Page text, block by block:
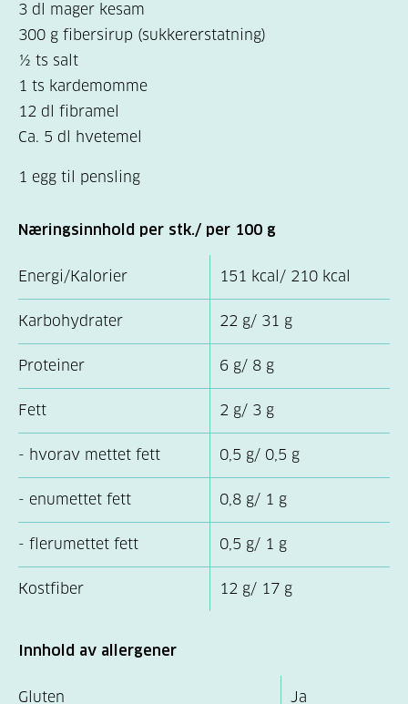
3 dl mager kesam
300 g fibersirup (sukkererstatning)
½ ts salt
1 ts kardemomme
12 dl fibramel
Ca. 5 dl hvetemel
1 egg til pensling
Næringsinnhold per stk./ per 100 g
Energi/Kalorier 151 kcal/ 210 kcal
Karbohydrater 22 g/ 31 g
Proteiner 6 g/ 8 g
Fett 2 g/ 3 g
- hvorav mettet fett 0,5 g/ 0,5 g
- enumettet fett 0,8 g/ 1 g
- flerumettet fett 0,5 g/ 1 g
Kostfiber 12 g/ 17 g
Innhold av allergener
Gluten Ja